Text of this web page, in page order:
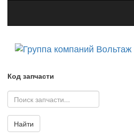
Код запчасти
Найти